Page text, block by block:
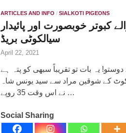
ARTICLES AND INFO / SIALKOTI PIGEONS
کبوتر خوبصورت اور پائیدار
سیالکوٹی بریڈ
April 22, 2021
دوستو! یہ بات تو تقریباً سبھی کو پتہ ہے
سیالکوٹ کے شوقین مراد سے سید یونس شاہ
نے اس وقت 35 روپے …
Social Sharing